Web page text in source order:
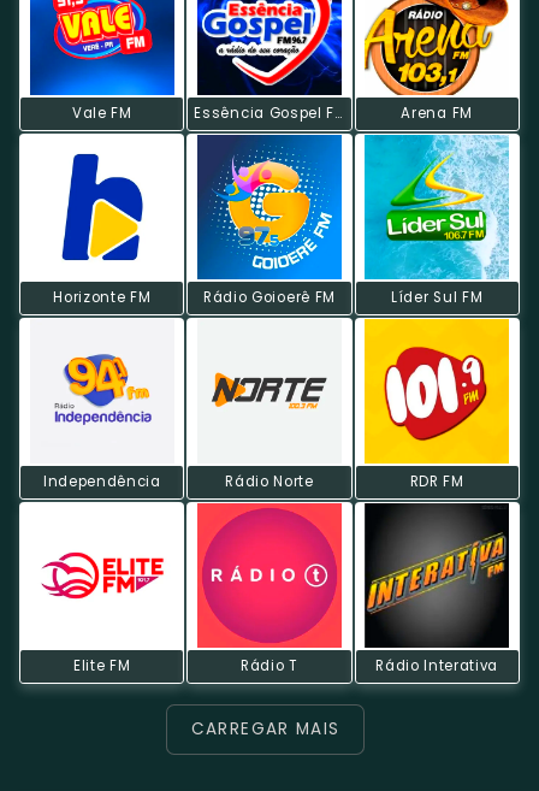
Vale FM Essência Gospel FM Arena FM
Horizonte FM Rádio Goioerê FM Líder Sul FM
Independência Rádio Norte RDR FM
Elite FM Rádio T Rádio Interativa
CARREGAR MAIS